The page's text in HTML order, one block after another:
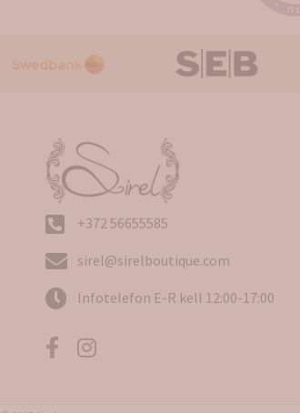
+372 56655585
sirel@sirelboutique.com
Infotelefon E-R kell 12:00-17:00